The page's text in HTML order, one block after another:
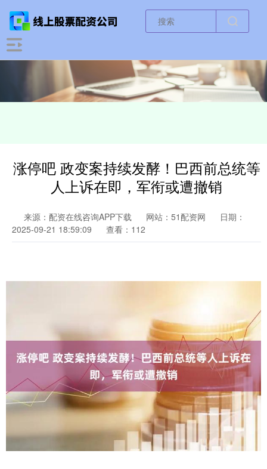
涨停吧 政变案持续发酵！巴西前总统等
人上诉在即，军衔或遭撤销
来源：配资在线咨询APP下载 网站：51配资网
日期：
2025-09-21 18:59:09
查看：112